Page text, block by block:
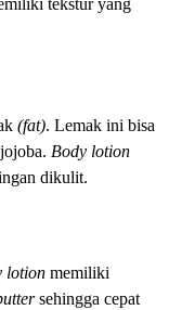
tekstur yang
(fat). Lemak ini bisa
Body lotion
dikulit.
lotion memiliki
sehingga cepat